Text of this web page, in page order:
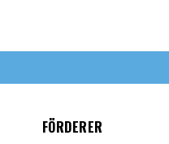
FÖRDERER